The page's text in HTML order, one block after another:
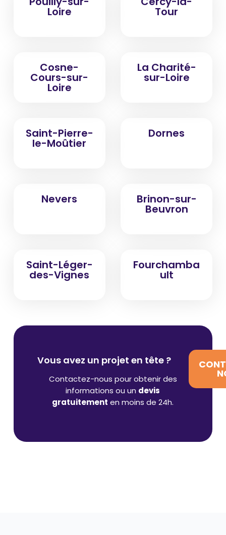
Loire Tour
Cosne-
Cours-sur-
Loire
La Charité-
sur-Loire
Saint-Pierre-
le-Moûtier
Dornes
Nevers Brinon-sur-
Beuvron
Saint-Léger-
des-Vignes
Fourchamba
ult
Vous avez un projet en tête ?
Contactez-nous pour obtenir des
informations ou un devis
gratuitement en moins de 24h.